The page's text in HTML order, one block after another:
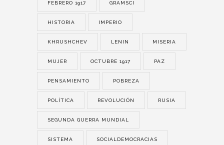
FEBRERO 1917 GRAMSCI
HISTORIA IMPERIO
KHRUSHCHEV LENIN MISERIA
MUJER OCTUBRE 1917 PAZ
PENSAMIENTO POBREZA
POLÍTICA REVOLUCIÓN RUSIA
SEGUNDA GUERRA MUNDIAL
SISTEMA SOCIALDEMOCRACIAS